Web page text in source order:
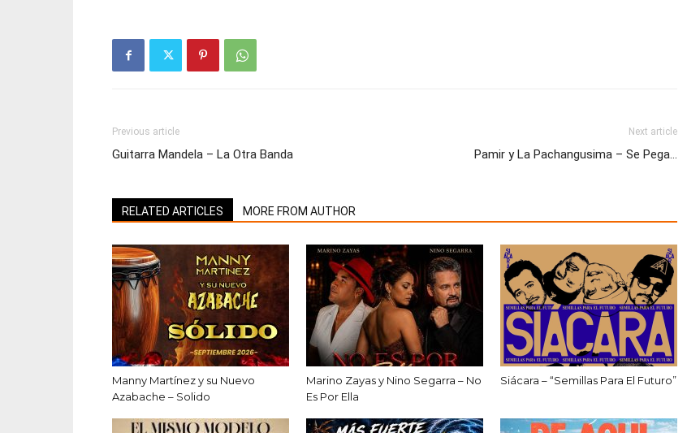
Previous article
Guitarra Mandela – La Otra Banda
Next article
Pamir y La Pachangusima – Se Pega…
RELATED ARTICLES MORE FROM AUTHOR
Manny Martínez y su Nuevo
Azabache – Solido
Marino Zayas y Nino Segarra – No
Es Por Ella
Siácara – “Semillas Para El Futuro”